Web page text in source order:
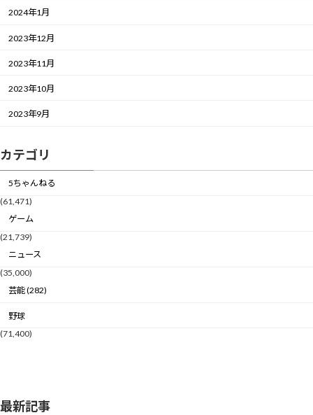
2024年1月
2023年12月
2023年11月
2023年10月
2023年9月
カテゴリ
5ちゃんねる
(61,471)
ゲーム
(21,739)
ニュース
(35,000)
芸能 (282)
野球
(71,400)
最新記事